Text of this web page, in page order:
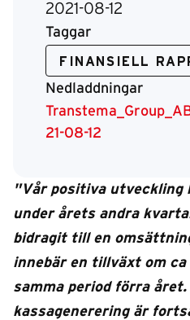
2021-08-12
Taggar
FINANSIELL
Nedladdningar
21-08-12
"Vår positiva utveckling
under årets andra
bidragit till en
innebär en tillväxt om
samma period förra
kassagenerering är